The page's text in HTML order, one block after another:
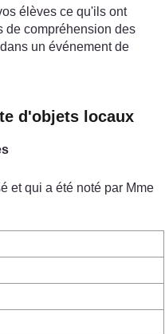
élèves ce qu'ils ont
de compréhension des
un événement de
d'objets locaux
et qui a été noté par Mme